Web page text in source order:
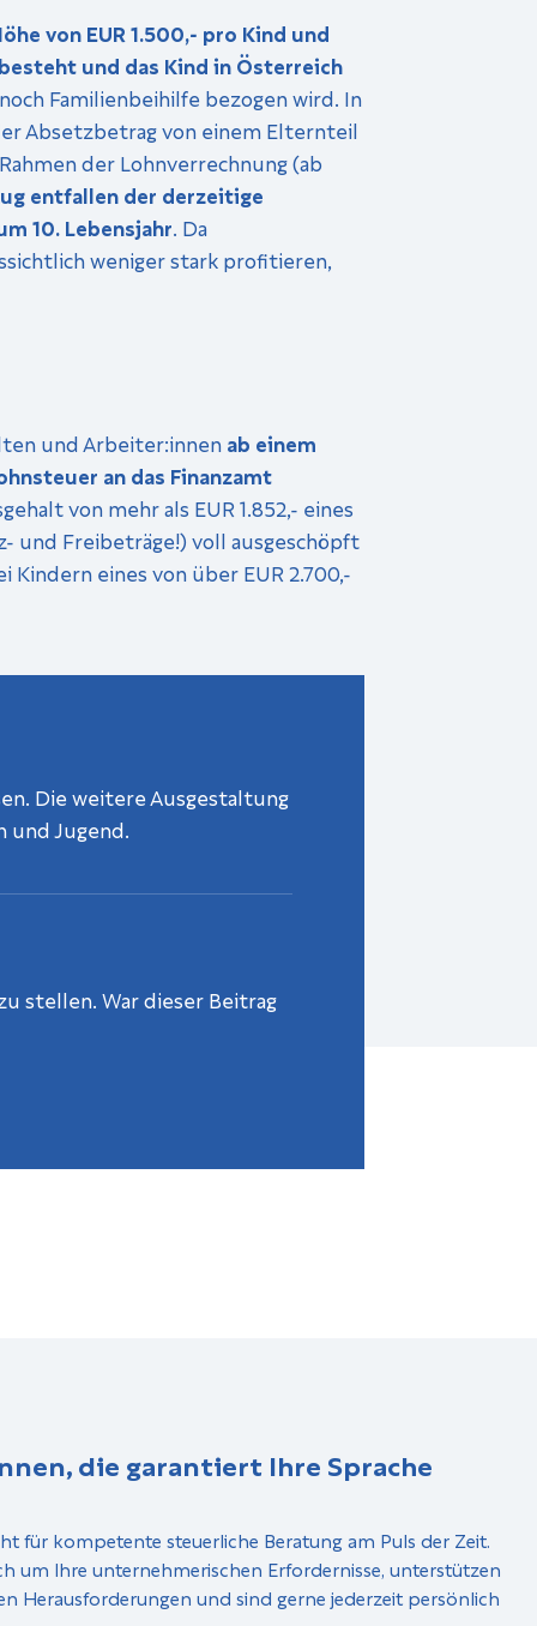
von EUR 1.500,- pro Kind und
und das Kind in Österreich
Familienbeihilfe bezogen wird. In
Absetzbetrag von einem Elternteil
der Lohnverrechnung (ab
entfallen der derzeitige
10. Lebensjahr. Da
weniger stark profitieren,
und Arbeiter:innenab einem
an das Finanzamt
von mehr als EUR 1.852,- eines
und Freibeträge!) voll ausgeschöpft
eines von über EUR 2.700,-
Die weitere Ausgestaltung
und Jugend.
stellen. War dieser Beitrag
die garantiert Ihre Sprache
für kompetente steuerliche Beratung am Puls der Zeit.
um Ihre unternehmerischen Erfordernisse, unterstützen
Herausforderungen und sind gerne jederzeit persönlich